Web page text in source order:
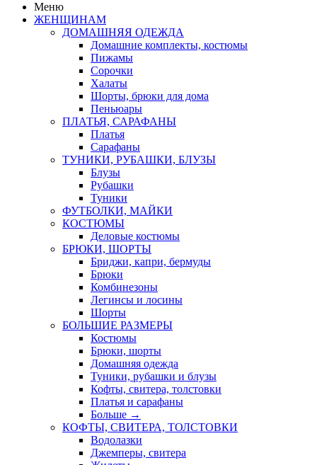
Меню
ЖЕНЩИНАМ
ДОМАШНЯЯ ОДЕЖДА
Домашние комплекты, костюмы
Пижамы
Сорочки
Халаты
Шорты, брюки для дома
Пеньюары
ПЛАТЬЯ, САРАФАНЫ
Платья
Сарафаны
ТУНИКИ, РУБАШКИ, БЛУЗЫ
Блузы
Рубашки
Туники
ФУТБОЛКИ, МАЙКИ
КОСТЮМЫ
Деловые костюмы
БРЮКИ, ШОРТЫ
Бриджи, капри, бермуды
Брюки
Комбинезоны
Легинсы и лосины
Шорты
БОЛЬШИЕ РАЗМЕРЫ
Костюмы
Брюки, шорты
Домашняя одежда
Туники, рубашки и блузы
Кофты, свитера, толстовки
Платья и сарафаны
Больше →
КОФТЫ, СВИТЕРА, ТОЛСТОВКИ
Водолазки
Джемперы, свитера